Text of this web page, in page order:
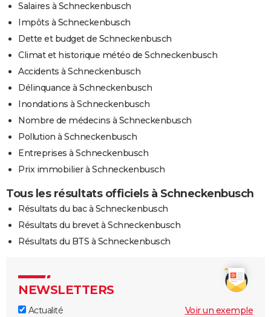
Salaires à Schneckenbusch
Impôts à Schneckenbusch
Dette et budget de Schneckenbusch
Climat et historique météo de Schneckenbusch
Accidents à Schneckenbusch
Délinquance à Schneckenbusch
Inondations à Schneckenbusch
Nombre de médecins à Schneckenbusch
Pollution à Schneckenbusch
Entreprises à Schneckenbusch
Prix immobilier à Schneckenbusch
Tous les résultats officiels à Schneckenbusch
Résultats du bac à Schneckenbusch
Résultats du brevet à Schneckenbusch
Résultats du BTS à Schneckenbusch
NEWSLETTERS
Actualité
Voir un exemple